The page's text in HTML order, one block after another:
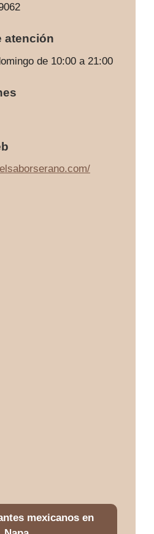
atención
de 10:00 a 21:00
mexicanos en